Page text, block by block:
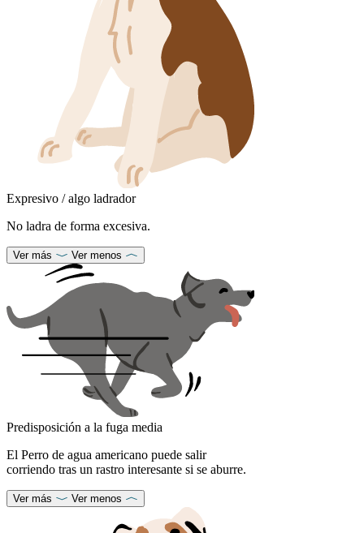
Expresivo / algo ladrador
No ladra de forma excesiva.
Ver más Ver menos
Predisposición a la fuga media
El Perro de agua americano puede salir
corriendo tras un rastro interesante si se aburre.
Ver más Ver menos